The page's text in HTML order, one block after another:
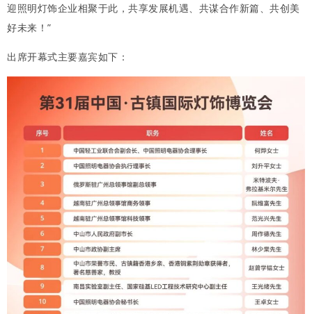
迎照明灯饰企业相聚于此，共享发展机遇、共谋合作新篇、共创美
好未来！”
出席开幕式主要嘉宾如下：